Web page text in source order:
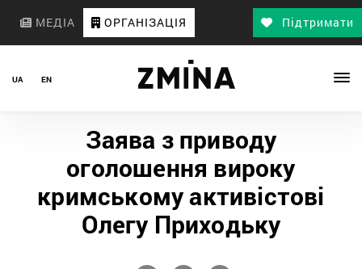
МЕДІА ОРГАНІЗАЦІЯ Підтримати
UA EN
Заява з приводу
оголошення вироку
кримському активістові
Олегу Приходьку